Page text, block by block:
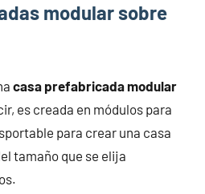
modular sobre
casa prefabricada modular
es creada en módulos para
para crear una casa
tamaño que se elija